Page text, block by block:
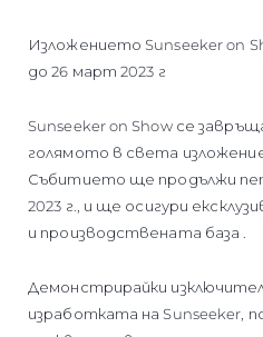
Изложението Sunseeker on
до 26 март 2023 г
Sunseeker on Show се
голямото в света
Събитието ще продължи
2023 г., и ще осигури
и производствената база .
Демонстрирайки
изработката на Sunseeker,